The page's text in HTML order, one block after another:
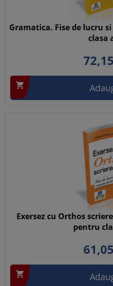
Gramatica. Fise de lucru si
clasa
72,15

Exersez cu Orthos
pentru
61,05
